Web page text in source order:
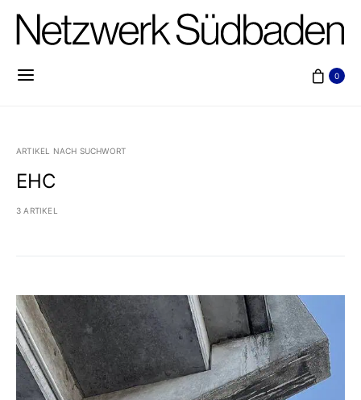
0
ARTIKEL NACH SUCHWORT
EHC
3 ARTIKEL